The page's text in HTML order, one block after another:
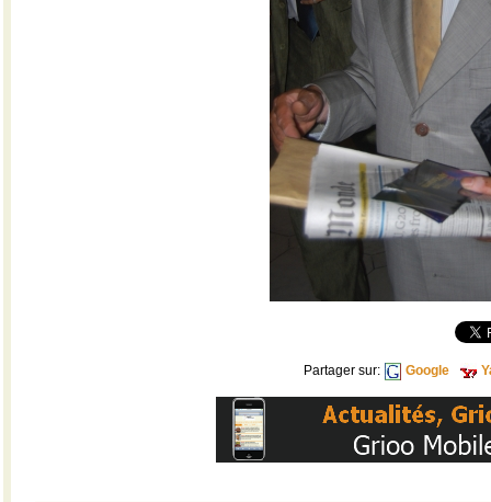
Partager sur: Google